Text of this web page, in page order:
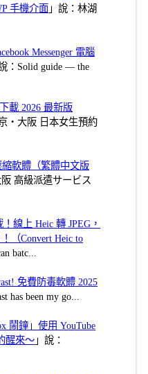
手機介面 」說：林湖
Messenger 電腦
：Solid guide — the
載 2026 最新版
・大阪 日本女生預約
軟體（繁體中文版
高級派遣サービス
線上 Heic 轉 JPEG，
（Convert Heic to
batc...
免費防毒軟體 2025
has been my go...
鬧鐘」使用 YouTube
醒來～ 」說：